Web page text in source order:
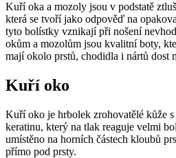
Kuří oka a mozoly jsou v podstatě
která se tvoří jako odpověď na
tyto bolístky vznikají při nošení
okům a mozolům jsou kvalitní boty,
mají okolo prstů, chodidla i nártů dost
Kuří oko
Kuří oko je hrbolek zrohovatělé kůže
keratinu, který na tlak reaguje velmi
umístěno na horních částech kloubů
přímo pod prsty.